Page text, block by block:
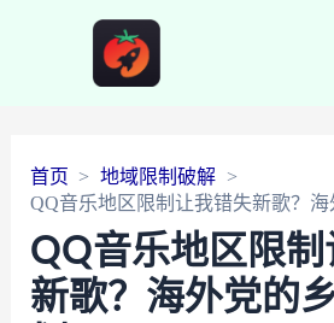
首页
地域限制破解
QQ音乐地区限制让我错失新歌？海
QQ音乐地区限制
新歌？海外党的